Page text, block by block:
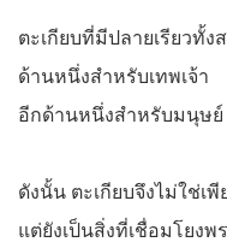
ตะเกียบที่มีปลายเรียวทั้
ด้านหนึ่งสำหรับเทพเจ้า
อีกด้านหนึ่งสำหรับมนุษย์
ดังนั้น ตะเกียบจึงไม่ใช่เ
แต่ยังเป็นสิ่งที่เชื่อมโยง